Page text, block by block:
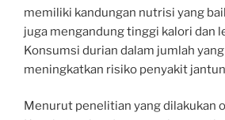
memiliki kandungan nutrisi yang
juga mengandung tinggi kalori dan
Konsumsi durian dalam jumlah
meningkatkan risiko penyakit
Menurut penelitian yang dilakukan